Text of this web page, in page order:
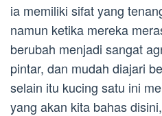
ia memiliki sifat yang
namun ketika mereka
berubah menjadi sangat
pintar, dan mudah diajari
selain itu kucing satu ini
yang akan kita bahas